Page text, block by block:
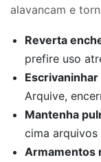
alavancam e
Reverta
prefire uso
Arquive,
Mantenha
cima
Armamentos